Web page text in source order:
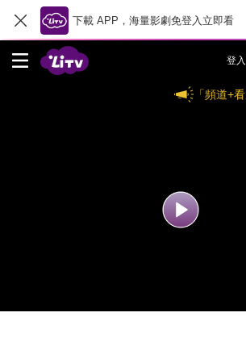
下載 APP，海量影劇免登入立即看
登
「頻道+